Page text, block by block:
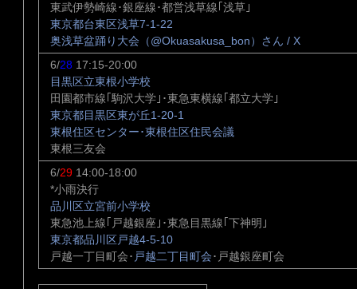
東武伊勢崎線･銀座線･都営浅草線｢浅草｣
東京都台東区浅草7-1-22
奥浅草盆踊り大会（@Okuasakusa_bon）さん / X
6/28 17:15-20:00
目黒区立東根小学校
田園都市線｢駒沢大学｣･東急東横線｢都立大学｣
東京都目黒区東が丘1-20-1
東根住区センター･東根住区住民会議
東根三友会
6/29 14:00-18:00
*小雨決行
品川区立宮前小学校
東急池上線｢戸越銀座｣･東急目黒線｢下神明｣
東京都品川区戸越4-5-10
戸越一丁目町会･ 戸越二丁目町会･戸越銀座町会